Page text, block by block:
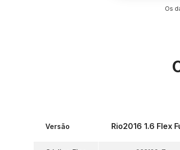
Os
Versão Rio2016 1.6 Flex